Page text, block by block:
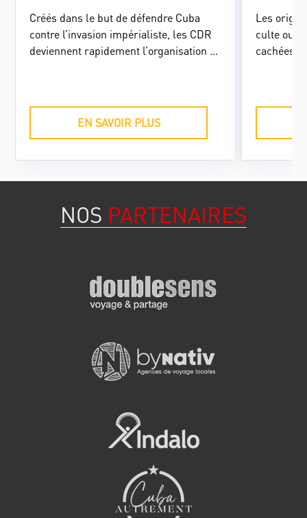
Créés dans le but de défendre Cuba
contre l’invasion impérialiste, les CDR
deviennent rapidement l’organisation de
l’image d’une Révolution qui se
EN SAVOIR PLUS
Les
culte
cachées,
potentiel.
NOS PARTENAIRES